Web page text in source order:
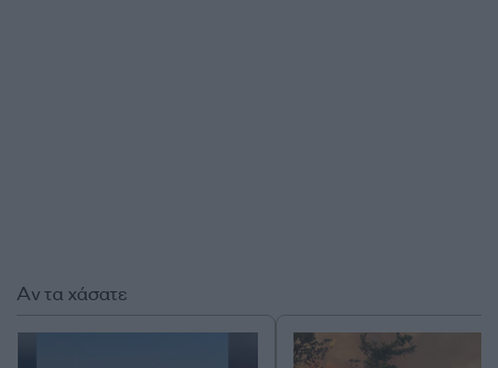
Αν τα χάσατε